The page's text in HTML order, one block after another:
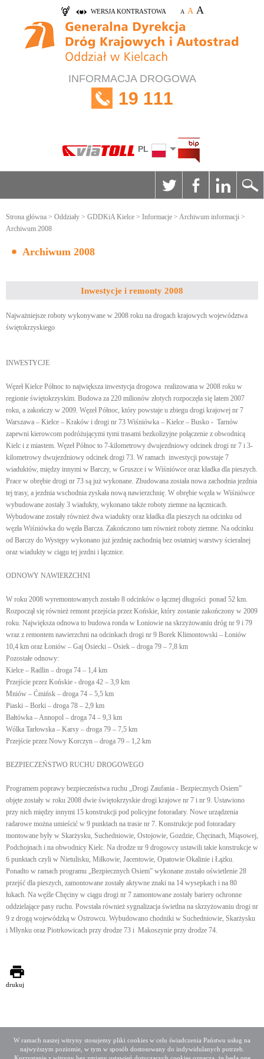
W ramach naszej witryny stosujemy pliki cookies w celu świadczenia Państwu usług na
najwyższym poziomie, w tym w sposób dostosowany do indywidulanych potrzeb.
WERSJA KONTRASTOWA A A A
INFORMACJA DROGOWA
19 111
PL
Strona główna > Oddziały > GDDKiA Kielce > Informacje > Archiwum informacji >
Archiwum 2008
Archiwum 2008
Inwestycje i remonty 2008
Najważniejsze roboty wykonywane w 2008 roku na drogach krajowych województwa
świętokrzyskiego
INWESTYCJE
Węzeł Kielce Północ to największa inwestycja drogowa realizowana w 2008 roku w
regionie świętokrzyskim. Budowa za 220 milionów złotych rozpoczęła się latem 2007
roku, a zakończy w 2009. Węzeł Północ, który powstaje u zbiegu drogi krajowej nr 7
Warszawa – Kielce – Kraków i drogi nr 73 Wiśniówka – Kielce – Busko - Tarnów
zapewni kierowcom podróżującymi tymi trasami bezkolizyjne połączenie z obwodnicą
Kielc i z miastem. Węzeł Północ to 7-kilometrowy dwujezdniowy odcinek drogi nr 7 i 3-
kilometrowy dwujezdniowy odcinek drogi 73. W ramach inwestycji powstaje 7
wiaduktów, między innymi w Barczy, w Gruszce i w Wiśniówce oraz kładka dla pieszych.
Prace w obrębie drogi nr 73 są już wykonane. Zbudowana została nowa zachodnia jezdnia
tej trasy, a jezdnia wschodnia zyskała nową nawierzchnię. W obrębie węzła w Wiśniówce
wybudowane zostały 3 wiadukty, wykonano także roboty ziemne na łącznicach.
Wybudowane zostały również dwa wiadukty oraz kładka dla pieszych na odcinku od
węzła Wiśniówka do węzła Barcza. Zakończono tam również roboty ziemne. Na odcinku
od Barczy do Występy wykonano już jezdnię zachodnią bez ostatniej warstwy ścieralnej
oraz wiadukty w ciągu tej jezdni i łącznice.
ODNOWY NAWIERZCHNI
W roku 2008 wyremontowanych zostało 8 odcinków o łącznej długości ponad 52 km.
Rozpoczął się również remont przejścia przez Końskie, który zostanie zakończony w 2009
roku. Największa odnowa to budowa ronda w Łoniowie na skrzyżowaniu dróg nr 9 i 79
wraz z remontem nawierzchni na odcinkach drogi nr 9 Borek Klimontowski – Łoniów
10,4 km oraz Łoniów – Gaj Osiecki – Osiek – droga 79 – 7,8 km
Pozostałe odnowy:
Kielce – Radlin – droga 74 – 1,4 km
Przejście przez Końskie - droga 42 – 3,9 km
Mniów – Ćmińsk – droga 74 – 5,5 km
Piaski – Borki – droga 78 – 2,9 km
Bałtówka – Annopol – droga 74 – 9,3 km
Wólka Tarłowska – Karsy – droga 79 – 7,5 km
Przejście przez Nowy Korczyn – droga 79 – 1,2 km
BEZPIECZEŃSTWO RUCHU DROGOWEGO
Programem poprawy bezpieczeństwa ruchu „Drogi Zaufania - Bezpiecznych Osiem”
objęte zostały w roku 2008 dwie świętokrzyskie drogi krajowe nr 7 i nr 9. Ustawiono
przy nich między innymi 15 konstrukcji pod policyjne fotoradary. Nowe urządzenia
radarowe można umieścić w 9 punktach na trasie nr 7. Konstrukcje pod fotoradary
montowane były w Skarżysku, Suchedniowie, Ostojowie, Gozdzie, Chęcinach, Miąsowej,
Podchojnach i na obwodnicy Kielc. Na drodze nr 9 drogowcy ustawili takie konstrukcje w
6 punktach czyli w Nietulisku, Miłkowie, Jacentowie, Opatowie Okalinie i Łążku.
Ponadto w ramach programu „Bezpiecznych Osiem” wykonane zostało oświetlenie 28
przejść dla pieszych, zamontowane zostały aktywne znaki na 14 wysepkach i na 80
łukach. Na węźle Chęciny w ciągu drogi nr 7 zamontowane zostały bariery ochronne
oddzielające pasy ruchu. Powstała również sygnalizacja świetlna na skrzyżowaniu drogi nr
9 z drogą wojewódzką w Ostrowcu. Wybudowano chodniki w Suchedniowie, Skarżysku
i Młynku oraz Piotrkowicach przy drodze 73 i Makoszynie przy drodze 74.
drukuj
Deklaracja dostępności Mapa serwisu